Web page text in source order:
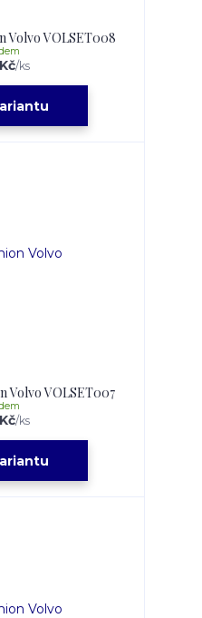
Volvo VOLSET008
/ks
Volvo VOLSET007
/ks